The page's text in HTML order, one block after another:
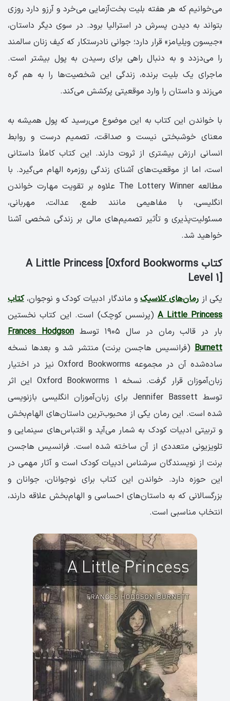
می‌خوانیم که هر هفته بلیت بخت‌آزمایی می‌خرد و آرزو دارد روزی
بتواند به دیدن پسرش در استرالیا برود. در سوی دیگر داستان،
«جیسون ویلیامز» قرار دارد؛ جوانی نادرستکار که کیف زنان سالمند
را می‌دزدد و به دنبال راهی برای رسیدن به پول بیشتر است.
ماجرای یک بلیت برنده، زندگی این شخصیت‌ها را به هم گره
می‌زند و داستان را وارد موقعیتی پرکشش می‌کند.
با خواندن این کتاب به این موضوع می‌رسید که پول همیشه به
معنای خوشبختی نیست و صداقت، تصمیم درست و روابط
انسانی ارزش بیشتری از ثروت دارند. این کتاب کاملاً داستانی
است، اما از موقعیت‌های آشنای زندگی روزمره الهام می‌گیرد. با
مطالعه The Lottery Winner علاوه بر تقویت مهارت خواندن
انگلیسی، با مفاهیمی مانند طمع، عدالت، مهربانی،
مسئولیت‌پذیری و تأثیر تصمیم‌های مالی بر زندگی شخصی آشنا
خواهید شد.
کتاب A Little Princess [Oxford Bookworms
Level 1]
یکی از رمان‌های کلاسیکو ماندگار ادبیات کودک و نوجوان،کتاب
A Little Princess(پرنسس کوچک) است. این کتاب نخستین
بار در قالب رمان در سال ۱۹۰۵ توسط
Frances Hodgson
Burnett (فرانسیس هاجسن برنت) منتشر شد و بعدها نسخه
ساده‌شده آن در مجموعه Oxford Bookworms نیز در اختیار
زبان‌آموزان قرار گرفت. نسخه Oxford Bookworms 1 این اثر
توسط Jennifer Bassett برای زبان‌آموزان انگلیسی بازنویسی
شده است. این رمان یکی از محبوب‌ترین داستان‌های الهام‌بخش
و تربیتی ادبیات کودک به شمار می‌آید و اقتباس‌های سینمایی و
تلویزیونی متعددی از آن ساخته شده است. فرانسیس هاجسن
برنت از نویسندگان سرشناس ادبیات کودک است و آثار مهمی در
این حوزه دارد. خواندن این کتاب برای نوجوانان، جوانان و
بزرگسالانی که به داستان‌های احساسی و الهام‌بخش علاقه دارند،
انتخاب مناسبی است.